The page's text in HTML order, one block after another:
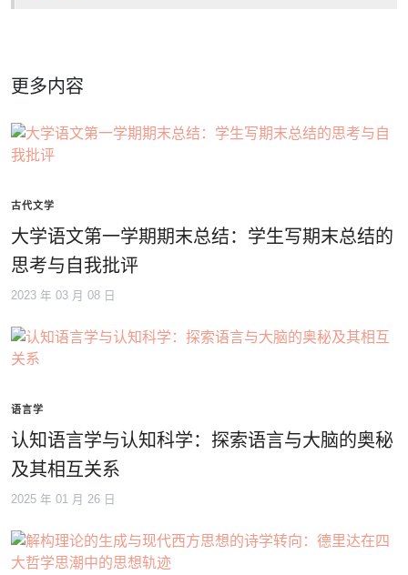
更多内容
古代文学
大学语文第一学期期末总结：学生写期末总结的
思考与自我批评
2023 年 03 月 08 日
语言学
认知语言学与认知科学：探索语言与大脑的奥秘
及其相互关系
2025 年 01 月 26 日